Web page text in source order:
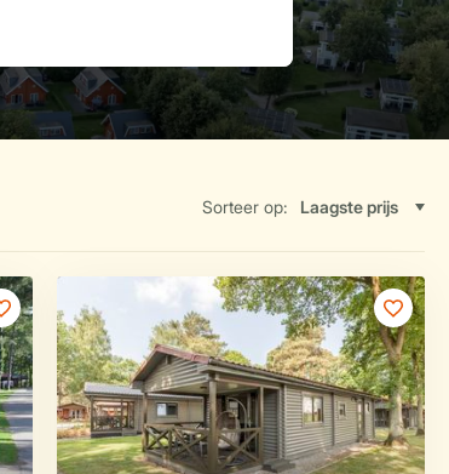
Sorteer op: